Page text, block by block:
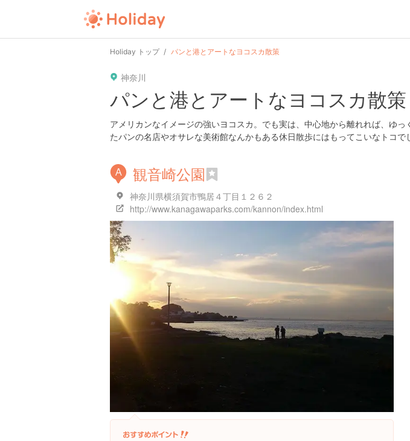
Holiday トップ パンと港とアートなヨコスカ散策
神奈川
パンと港とアートなヨコスカ散策
アメリカンなイメージの強いヨコスカ。でも実は、中心地から離れれば、ゆ
たパンの名店やオサレな美術館なんかもある休日散歩にはもってこいなトコで
A 観音崎公園
神奈川県横須賀市鴨居４丁目１２６２
http://www.kanagawaparks.com/kannon/index.html